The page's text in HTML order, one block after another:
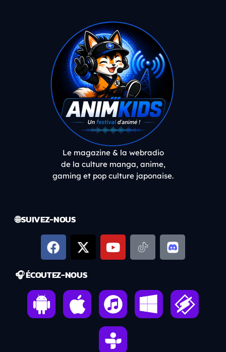
Le magazine & la webradio
de la culture manga, anime,
gaming et pop culture japonaise.
🌐 SUIVEZ-NOUS
🎧 ÉCOUTEZ-NOUS